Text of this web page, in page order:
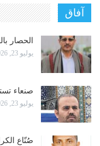
آفاق
الحصار
يوليو 23, 2026
صنعاء
يوليو 23, 2026
صُنّاع